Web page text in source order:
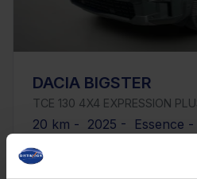
DACIA BIGSTER
TCE 130 4X4 EXPRESSION
20 km - 2025 - Essence